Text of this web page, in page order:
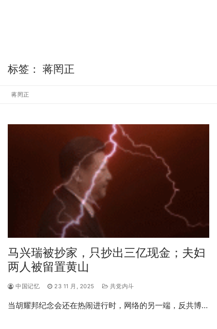
标签： 蒋罔正
蒋罔正
马兴瑞被抄家，只抄出三亿现金；夫妇
两人被留置黄山
中国记忆 23 11 月, 2025 共党内斗
当胡耀邦纪念会还在热闹进行时，网络的另一端，反共博…